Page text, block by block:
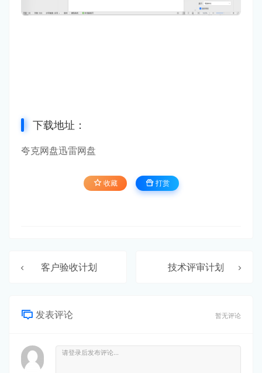
下载地址：
夸克网盘迅雷网盘
收藏 打赏
客户验收计划 技术评审计划
发表评论 暂无评论